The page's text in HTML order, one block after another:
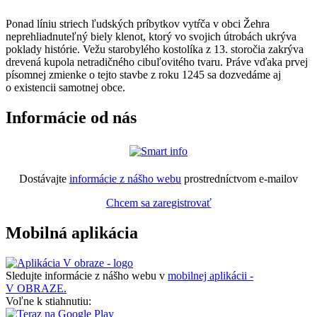
Ponad líniu striech ľudských príbytkov vytŕča v obci Žehra
neprehliadnuteľný biely klenot, ktorý vo svojich útrobách ukrýva
poklady histórie. Vežu starobylého kostolíka z 13. storočia zakrýva
drevená kupola netradičného cibuľovitého tvaru. Práve vďaka prvej
písomnej zmienke o tejto stavbe z roku 1245 sa dozvedáme aj
o existencii samotnej obce.
Informácie od nás
Dostávajte informácie z nášho webu prostredníctvom e-mailov
Chcem sa zaregistrovať
Mobilná aplikácia
Sledujte informácie z nášho webu v mobilnej aplikácii -
V OBRAZE.
Voľne k stiahnutiu: